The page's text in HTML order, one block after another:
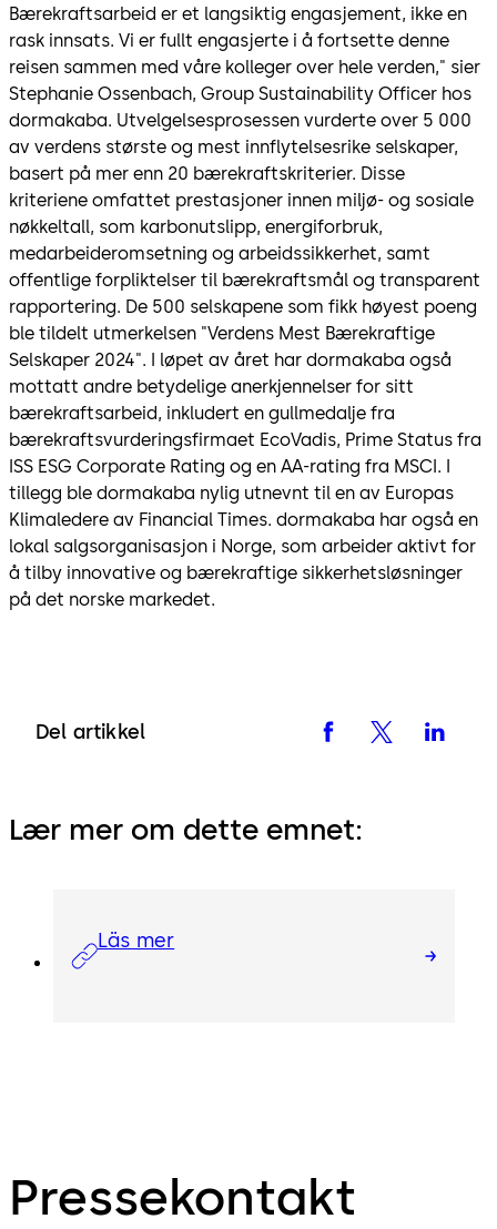
Bærekraftsarbeid er et langsiktig engasjement, ikke en
rask innsats. Vi er fullt engasjerte i å fortsette denne
reisen sammen med våre kolleger over hele verden," sier
Stephanie Ossenbach, Group Sustainability Officer hos
dormakaba. Utvelgelsesprosessen vurderte over 5 000
av verdens største og mest innflytelsesrike selskaper,
basert på mer enn 20 bærekraftskriterier. Disse
kriteriene omfattet prestasjoner innen miljø- og sosiale
nøkkeltall, som karbonutslipp, energiforbruk,
medarbeideromsetning og arbeidssikkerhet, samt
offentlige forpliktelser til bærekraftsmål og transparent
rapportering. De 500 selskapene som fikk høyest poeng
ble tildelt utmerkelsen "Verdens Mest Bærekraftige
Selskaper 2024". I løpet av året har dormakaba også
mottatt andre betydelige anerkjennelser for sitt
bærekraftsarbeid, inkludert en gullmedalje fra
bærekraftsvurderingsfirmaet EcoVadis, Prime Status fra
ISS ESG Corporate Rating og en AA-rating fra MSCI. I
tillegg ble dormakaba nylig utnevnt til en av Europas
Klimaledere av Financial Times. dormakaba har også en
lokal salgsorganisasjon i Norge, som arbeider aktivt for
å tilby innovative og bærekraftige sikkerhetsløsninger
på det norske markedet.
Del artikkel
Lær mer om dette emnet:
Läs mer
Pressekontakt